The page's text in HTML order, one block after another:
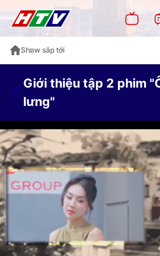
Show sắp tới
Giới thiệu tập 2 phim
lưng"